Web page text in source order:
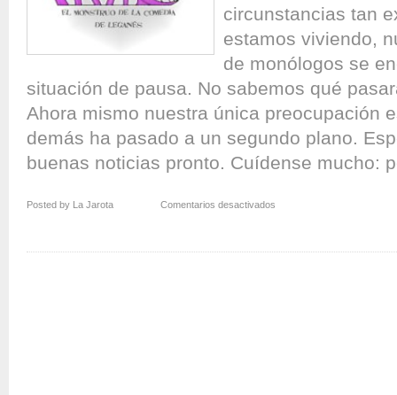
circunstancias tan
estamos viviendo,
de monólogos se
situación de pausa. No sabemos qué
Ahora mismo nuestra única preocupación
demás ha pasado a un segundo plano.
buenas noticias pronto. Cuídense mucho:
Posted by La Jarota Comentarios desactivados
Nacional